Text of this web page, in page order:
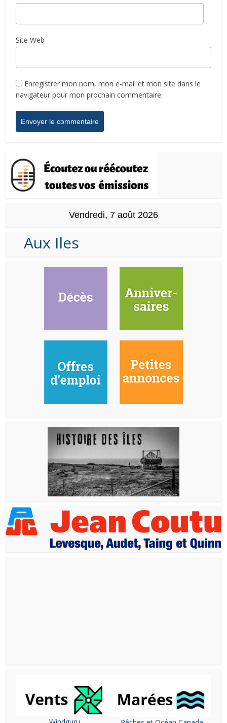
Site Web
Enregistrer mon nom, mon e-mail et mon site dans le
navigateur pour mon prochain commentaire.
Vendredi, 7 août 2026
Aux Iles